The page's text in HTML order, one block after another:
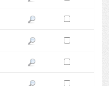
Pokaż podgląd wersji z dnia
Zaznacz wersję do
Pokaż podgląd wersji z dnia
Zaznacz wersję do
Pokaż podgląd wersji z dnia
Zaznacz wersję do
Pokaż podgląd wersji z dnia
Zaznacz wersję do